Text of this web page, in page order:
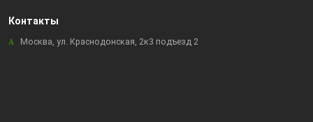
Контакты
Москва, ул. Краснодонская, 2к3 подъезд 2